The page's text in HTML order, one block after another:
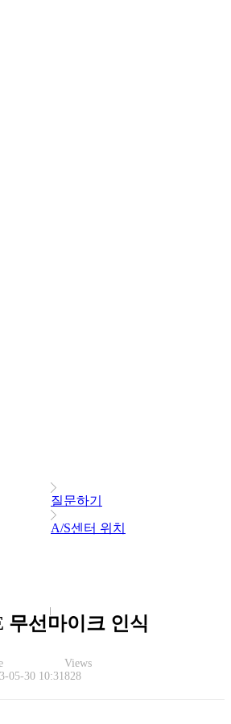
질문하기
A/S센터 위치
선마이크 인식
05-30 10:31
Views
828